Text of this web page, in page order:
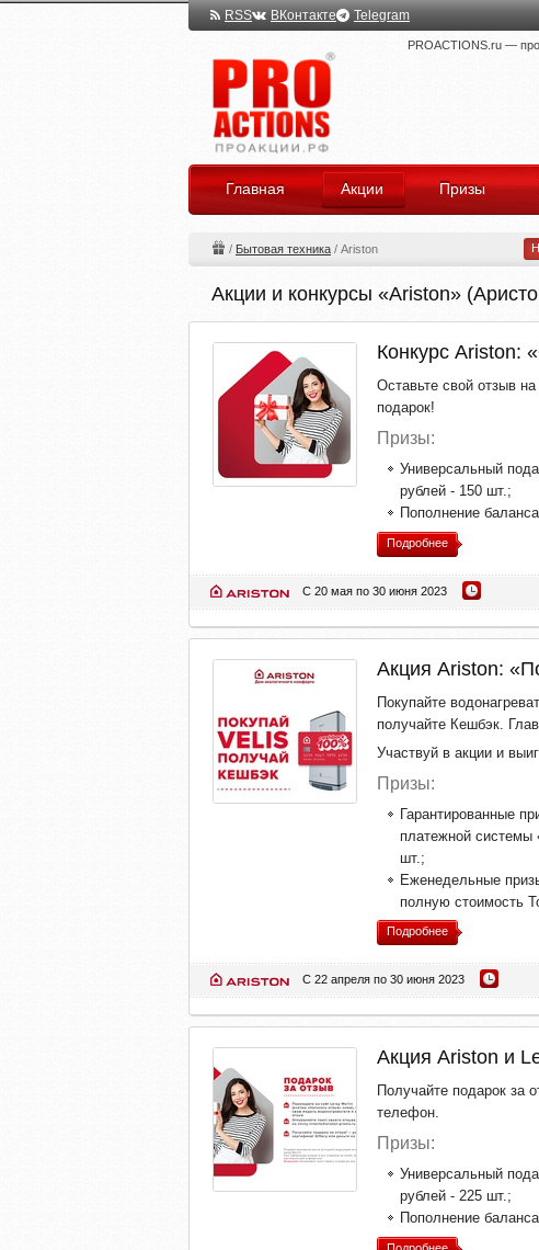
RSS ВКонтакте Telegram
PROACTIONS.ru —
Главная Акции Призы
/ Бытовая техника / Ariston
Акции и конкурсы «Ariston»
Конкурс Ariston:
Оставьте свой отзыв
подарок!
Призы:
Универсальный
рублей - 150 шт.;
Пополнение
Подробнее
С 20 мая по 30 июня 2023
Акция Ariston:
Покупайте
получайте Кешбэк.
Участвуй в акции и
Призы:
Гарантированные
платежной
шт.;
Еженедельные
полную стоимость
Подробнее
С 22 апреля по 30 июня 2023
Акция Ariston и
Получайте подарок за
телефон.
Призы:
Универсальный
рублей - 225 шт.;
Пополнение
Подробнее